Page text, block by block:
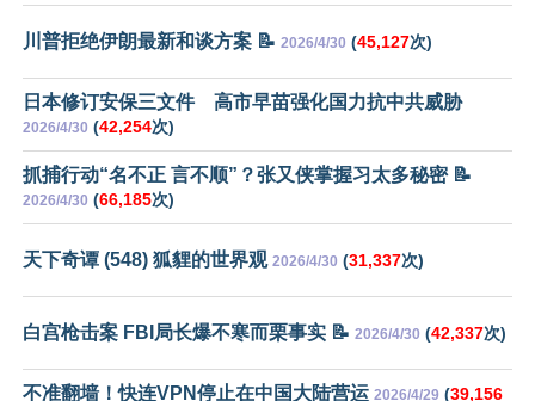
川普拒绝伊朗最新和谈方案 📝 2026/4/30 (45,127次)
日本修订安保三文件 高市早苗强化国力抗中共威胁
2026/4/30 (42,254次)
抓捕行动“名不正 言不顺”？张又侠掌握习太多秘密 📝
2026/4/30 (66,185次)
天下奇谭 (548) 狐貍的世界观 2026/4/30 (31,337次)
白宫枪击案 FBI局长爆不寒而栗事实 📝 2026/4/30 (42,337次)
不准翻墙！快连VPN停止在中国大陆营运 2026/4/29 (39,156